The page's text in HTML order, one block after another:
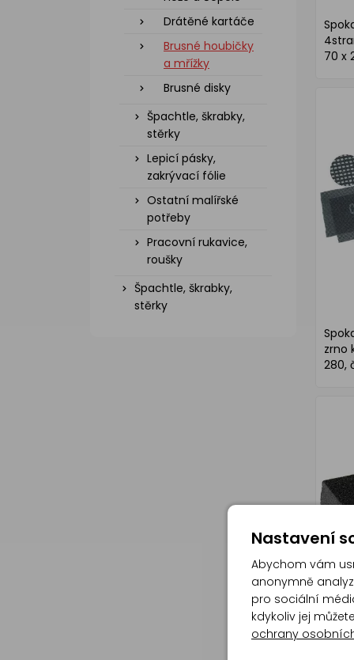
Drátěné kartáče
Brusné houbičky
a mřížky
Brusné disky
Špachtle, škrabky,
stěrky
Lepicí pásky,
zakrývací fólie
Ostatní malířské
potřeby
Pracovní rukavice,
roušky
Špachtle, škrabky,
stěrky
70 x
zrno
280,
Nastavení
Abychom vám
anonymně
pro sociální
kdykoliv jej
ochrany